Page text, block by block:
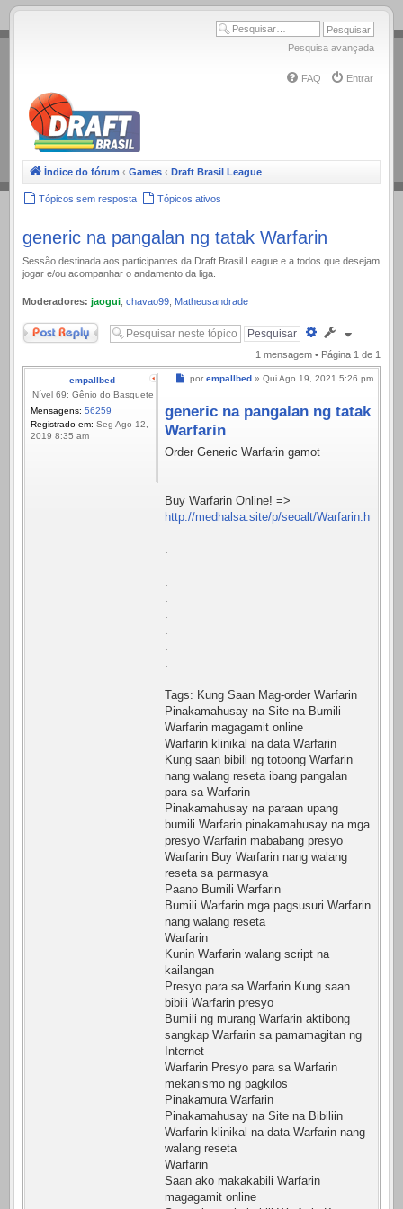
.
Pesquisa avançada
FAQ Entrar
Índice do fórum ‹ Games ‹ Draft Brasil League
Tópicos sem resposta Tópicos ativos
generic na pangalan ng tatak Warfarin
Sessão destinada aos participantes da Draft Brasil League e a todos que desejam
jogar e/ou acompanhar o andamento da liga.
Moderadores: jaogui chavao99 Matheusandrade
Responder
Pesquisa
avançada
1 mensagem • Página 1 de 1
empallbed
Nível 69: Gênio do Basquete
Mensagens: 56259
Registrado em: Seg Ago 12,
2019 8:35 am
Mensagem
por empallbed » Qui Ago 19, 2021 5:26 pm
generic na pangalan ng tatak
Warfarin
Order Generic Warfarin gamot
Buy Warfarin Online! =>
http://medhalsa.site/p/seoalt/Warfarin.html
.
.
.
.
.
.
.
.
Tags: Kung Saan Mag-order Warfarin
Pinakamahusay na Site na Bumili
Warfarin magagamit online
Warfarin klinikal na data Warfarin
Kung saan bibili ng totoong Warfarin
nang walang reseta ibang pangalan
para sa Warfarin
Pinakamahusay na paraan upang
bumili Warfarin pinakamahusay na mga
presyo Warfarin mababang presyo
Warfarin Buy Warfarin nang walang
reseta sa parmasya
Paano Bumili Warfarin
Bumili Warfarin mga pagsusuri Warfarin
nang walang reseta
Warfarin
Kunin Warfarin walang script na
kailangan
Presyo para sa Warfarin Kung saan
bibili Warfarin presyo
Bumili ng murang Warfarin aktibong
sangkap Warfarin sa pamamagitan ng
Internet
Warfarin Presyo para sa Warfarin
mekanismo ng pagkilos
Pinakamura Warfarin
Pinakamahusay na Site na Bibiliin
Warfarin klinikal na data Warfarin nang
walang reseta
Warfarin
Saan ako makakabili Warfarin
magagamit online